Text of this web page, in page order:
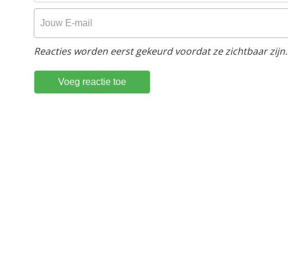
Reacties worden eerst gekeurd voordat ze zichtbaar zijn.